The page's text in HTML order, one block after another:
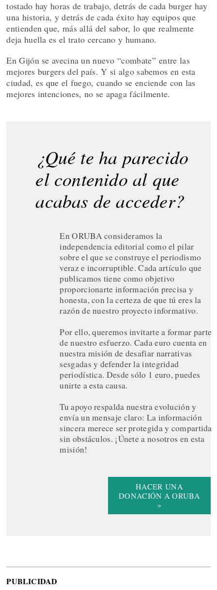
tostado hay horas de trabajo, detrás de cada burger hay
una historia, y detrás de cada éxito hay equipos que
entienden que, más allá del sabor, lo que realmente
deja huella es el trato cercano y humano.
En Gijón se avecina un nuevo “combate” entre las
mejores burgers del país. Y si algo sabemos en esta
ciudad, es que el fuego, cuando se enciende con las
mejores intenciones, no se apaga fácilmente.
¿Qué te ha parecido
el contenido al que
acabas de acceder?
En ORUBA consideramos la
independencia editorial como el pilar
sobre el que se construye el periodismo
veraz e incorruptible. Cada artículo que
publicamos tiene como objetivo
proporcionarte información precisa y
honesta, con la certeza de que tú eres la
razón de nuestro proyecto informativo.
Por ello, queremos invitarte a formar parte
de nuestro esfuerzo. Cada euro cuenta en
nuestra misión de desafiar narrativas
sesgadas y defender la integridad
periodística. Desde sólo 1 euro, puedes
unirte a esta causa.
Tu apoyo respalda nuestra evolución y
envía un mensaje claro: La información
sincera merece ser protegida y compartida
sin obstáculos. ¡Únete a nosotros en esta
misión!
HACER UNA
DONACIÓN A ORUBA
»
PUBLICIDAD